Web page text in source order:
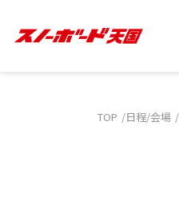
TOP 日程/会場